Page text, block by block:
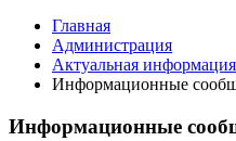
Главная
Администрация
Актуальная информация
Информационные
Информационные